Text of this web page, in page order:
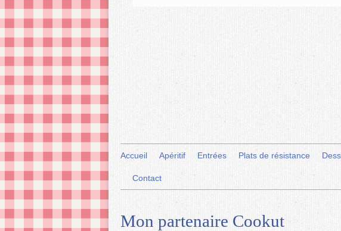
Accueil Apéritif Entrées Plats de résistance
Contact
Mon partenaire Cookut